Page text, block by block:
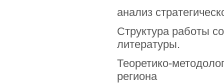
анализ
Структура работы
литературы.
Теоретико-
региона